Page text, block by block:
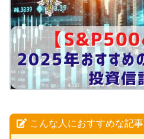
こんな人におすすめな記事